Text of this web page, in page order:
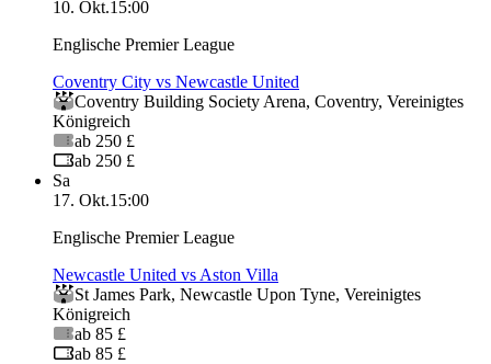
10. Okt.15:00
Englische Premier League
Coventry City vs Newcastle United
Coventry Building Society Arena, Coventry, Vereinigtes
Königreich
ab 250 £
ab 250 £
Sa
17. Okt.15:00
Englische Premier League
Newcastle United vs Aston Villa
St James Park, Newcastle Upon Tyne, Vereinigtes
Königreich
ab 85 £
ab 85 £